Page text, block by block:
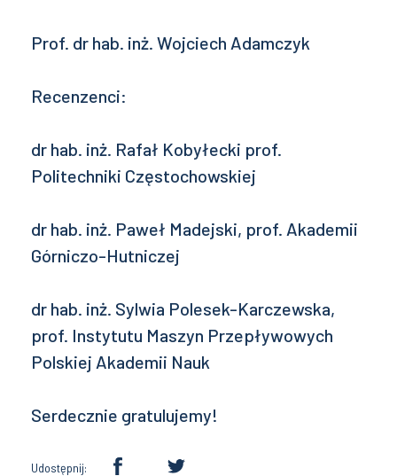
Prof. dr hab. inż. Wojciech Adamczyk
Recenzenci:
dr hab. inż. Rafał Kobyłecki prof.
Politechniki Częstochowskiej
dr hab. inż. Paweł Madejski, prof. Akademii
Górniczo-Hutniczej
dr hab. inż. Sylwia Polesek-Karczewska,
prof. Instytutu Maszyn Przepływowych
Polskiej Akademii Nauk
Serdecznie gratulujemy!
Udostępnij: